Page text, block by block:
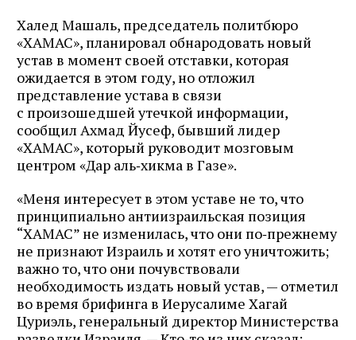
Халед Машаль, председатель политбюро
«ХАМАС», планировал обнародовать новый
устав в момент своей отставки, которая
ожидается в этом году, но отложил
представление устава в связи
с произошедшей утечкой информации,
сообщил Ахмад Йусеф, бывший лидер
«ХАМАС», который руководит мозговым
центром «Дар аль‑хикма в Газе».
«Меня интересует в этом уставе не то, что
принципиально антиизраильская позиция
“ХАМАС” не изменилась, что они по‑прежнему
не признают Израиль и хотят его уничтожить;
важно то, что они почувствовали
необходимость издать новый устав, — отметил
во время брифинга в Иерусалиме Хагай
Цуриэль, генеральный директор Министерства